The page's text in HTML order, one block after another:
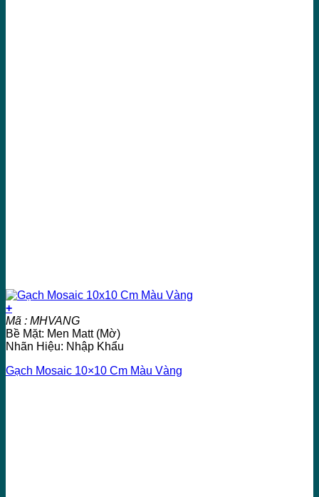
+
Mã : MHVANG
Bề Mặt: Men Matt (Mờ)
Nhãn Hiệu: Nhập Khẩu
Gạch Mosaic 10×10 Cm Màu Vàng